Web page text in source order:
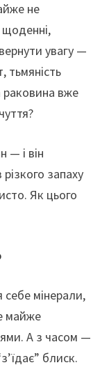
не
щоденні,
увагу —
тьмяність
раковина вже
— і він
запаху
Як цього
себе мінерали,
майже
А з часом —
блиск.